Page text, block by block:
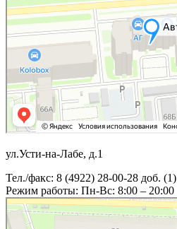
ул.Усти-на-Лабе, д.1
Тел./факс: 8 (4922) 28-00-28 доб. (1)
Режим работы: Пн-Вс: 8:00 – 20:00